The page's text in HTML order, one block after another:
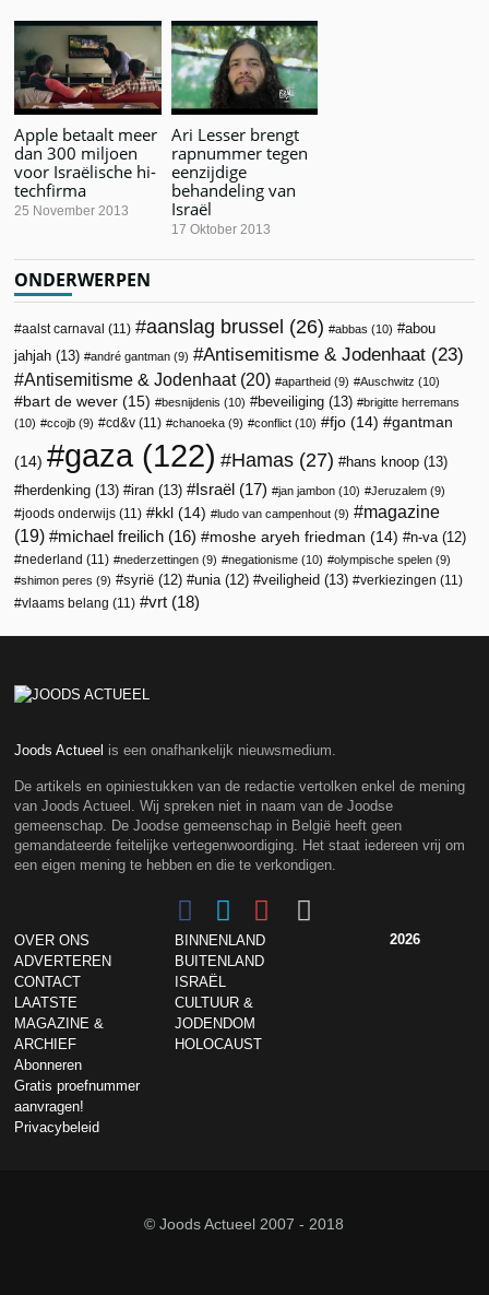
Apple betaalt meer
dan 300 miljoen
voor Israëlische hi-
techfirma
25 November 2013
Ari Lesser brengt
rapnummer tegen
eenzijdige
behandeling van
Israël
17 Oktober 2013
ONDERWERPEN
aalst carnaval (11) aanslag brussel (26) abbas (10)
abou
jahjah (13) andré gantman (9) Antisemitisme & Jodenhaat (23)
Antisemitisme & Jodenhaat(20) apartheid (9) Auschwitz (10)
bart de wever (15) besnijdenis (10) beveiliging (13)
brigitte herremans
(10)
ccojb (9) cd&v (11) chanoeka (9) conflict (10) fjo (14) gantman
(14) gaza(122) Hamas (27) hans knoop (13)
herdenking (13) iran (13) Israël (17) jan jambon (10) Jeruzalem (9)
joods onderwijs (11) kkl (14) ludo van campenhout (9)
magazine
(19)
michael freilich (16) moshe aryeh friedman (14) n-va(12)
nederland (11) nederzettingen (9) negationisme (10) olympische spelen (9)
shimon peres (9) syrië (12) unia(12) veiligheid (13) verkiezingen (11)
vlaams belang (11) vrt (18)
Joods Actueel is een onafhankelijk nieuwsmedium.
De artikels en opiniestukken van de redactie vertolken enkel de mening
van Joods Actueel. Wij spreken niet in naam van de Joodse
gemeenschap. De Joodse gemeenschap in België heeft geen
gemandateerde feitelijke vertegenwoordiging. Het staat iedereen vrij om
een eigen mening te hebben en die te verkondigen.
OVER ONS
ADVERTEREN
CONTACT
LAATSTE
MAGAZINE &
ARCHIEF
Abonneren
Gratis proefnummer
aanvragen!
Privacybeleid
BINNENLAND
BUITENLAND
ISRAËL
CULTUUR &
JODENDOM
HOLOCAUST
2026
© Joods Actueel 2007 - 2018